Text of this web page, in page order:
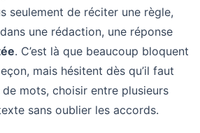
seulement de réciter une règle,
une rédaction, une réponse
. C’est là que beaucoup bloquent
mais hésitent dès qu’il faut
mots, choisir entre plusieurs
sans oublier les accords.